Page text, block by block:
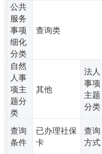
公共
服务
事项
细化
分类
查询类
自然
人事
项主
题分
类
其他
法人
事项
主题
分类
查询
条件
已办理社保
卡
查询
方式